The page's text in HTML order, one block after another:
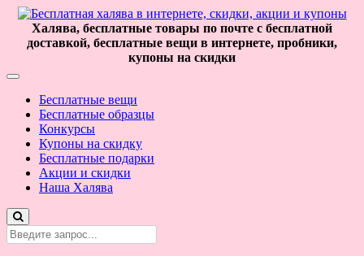
Халява, бесплатные товары по почте с бесплатной
доставкой, бесплатные вещи в интернете, пробники,
купоны на скидки
Бесплатные вещи
Бесплатные образцы
Конкурсы
Купоны на скидку
Бесплатные подарки
Акции и скидки
Наша Халява